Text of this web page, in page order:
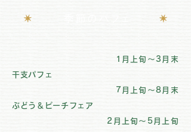
1月上旬～3月末
干支パフェ
7月上旬～8月末
ぶどう＆ピーチフェア
2​月上旬～5月上旬